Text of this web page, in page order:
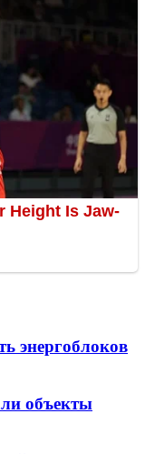
энергоблоков
объекты